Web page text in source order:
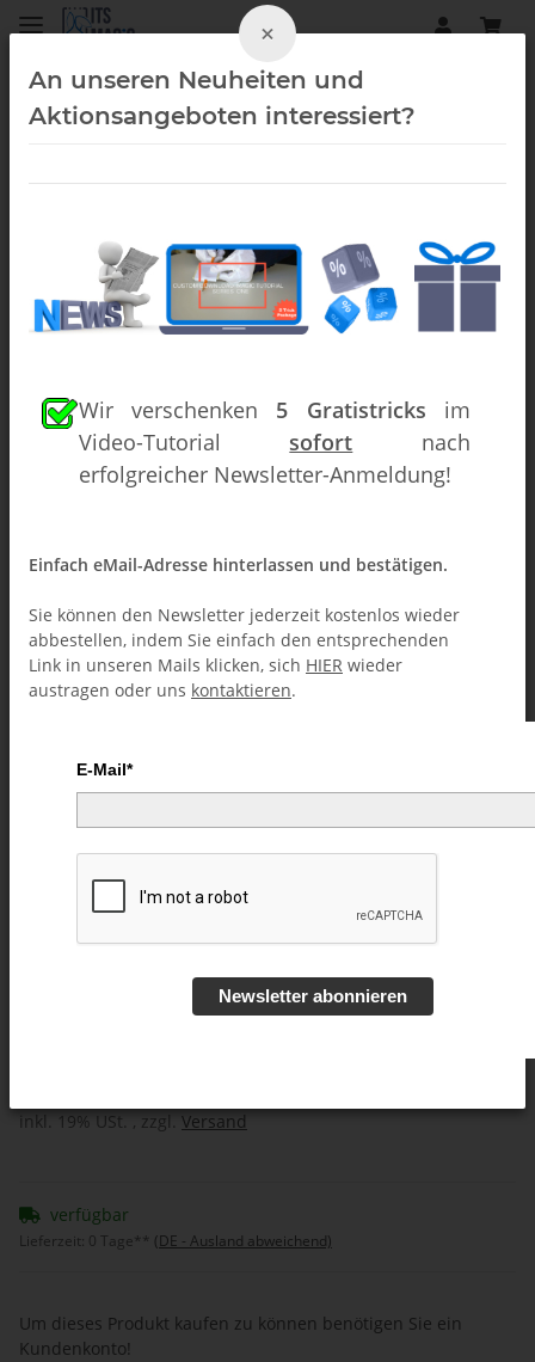
Rubber Bands (Downloads)
Dan Hauss video DOWNLOAD
Rubber Bands (Downloads)
inkl. 19% USt. , zzgl. Versand
verfügbar
Lieferzeit: 0 Tage** (DE - Ausland abweichend)
Um dieses Produkt kaufen zu können benötigen Sie ein
Kundenkonto!
×
An unseren Neuheiten und
Aktionsangeboten interessiert?
Wir verschenken 5 Gratistricks im
Video-Tutorial sofort nach
erfolgreicher Newsletter-Anmeldung!
Einfach eMail-Adresse hinterlassen und bestätigen.
Sie können den Newsletter jederzeit kostenlos wieder
abbestellen, indem Sie einfach den entsprechenden
Link in unseren Mails klicken, sich HIER wieder
austragen oder uns kontaktieren.
E-Mail*
Newsletter abonnieren